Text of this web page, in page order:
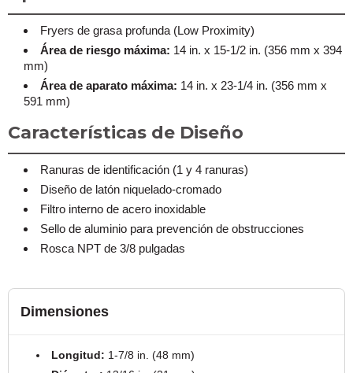
Fryers de grasa profunda (Low Proximity)
Área de riesgo máxima: 14 in. x 15-1/2 in. (356 mm x 394
mm)
Área de aparato máxima: 14 in. x 23-1/4 in. (356 mm x
591 mm)
Características de Diseño
Ranuras de identificación (1 y 4 ranuras)
Diseño de latón niquelado-cromado
Filtro interno de acero inoxidable
Sello de aluminio para prevención de obstrucciones
Rosca NPT de 3/8 pulgadas
Dimensiones
Longitud: 1-7/8 in. (48 mm)